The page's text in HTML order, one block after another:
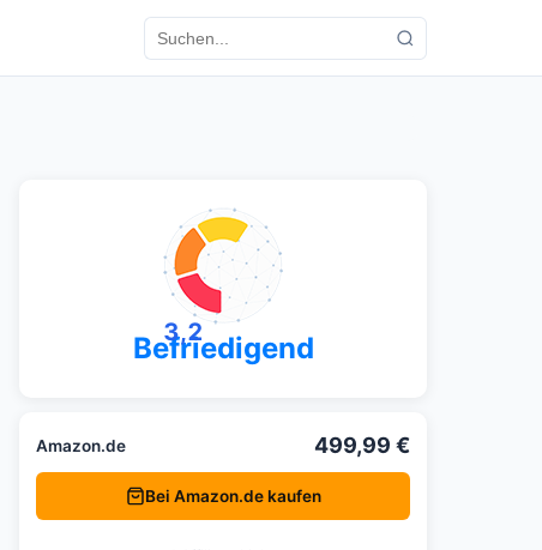
3,2
Befriedigend
Amazon.de 499,99 €
Bei Amazon.de kaufen